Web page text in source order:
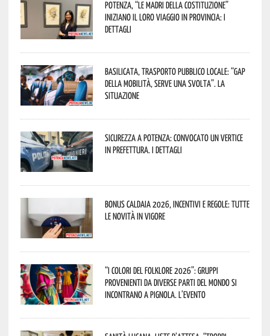
Potenza, “Le Madri della Costituzione”
iniziano il loro viaggio in provincia: i
dettagli
Basilicata, trasporto pubblico locale: “Gap
della mobilità, serve una svolta”. La
situazione
Sicurezza a Potenza: convocato un vertice
in Prefettura. I dettagli
Bonus caldaia 2026, incentivi e regole: tutte
le novità in vigore
“I Colori del Folklore 2026”: gruppi
provenienti da diverse parti del mondo si
incontrano a Pignola. L’evento